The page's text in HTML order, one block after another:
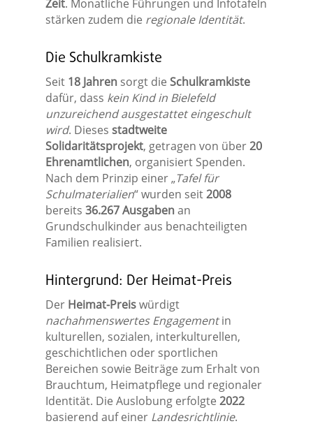
Zeit. Monatliche Führungen und Infotafeln
stärken zudem die regionale Identität.
Die Schulkramkiste
Seit 18 Jahrensorgt die Schulkramkiste
dafür, dass kein Kind in Bielefeld
unzureichend ausgestattet eingeschult
wird. Dieses stadtweite
Solidaritätsprojekt, getragen von über20
Ehrenamtlichen, organisiert Spenden.
Nach dem Prinzip einer „Tafel für
Schulmaterialien“ wurden seit2008
bereits 36.267 Ausgabenan
Grundschulkinder aus benachteiligten
Familien realisiert.
Hintergrund: Der Heimat-Preis
Der Heimat-Preiswürdigt
nachahmenswertes Engagementin
kulturellen, sozialen, interkulturellen,
geschichtlichen oder sportlichen
Bereichen sowie Beiträge zum Erhalt von
Brauchtum, Heimatpflege und regionaler
Identität. Die Auslobung erfolgte 2022
basierend auf einer Landesrichtlinie.